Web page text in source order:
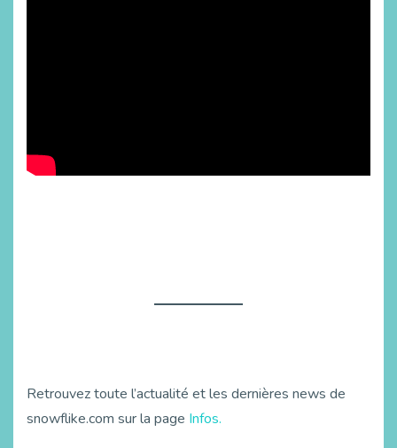
Retrouvez toute l’actualité et les dernières news de
snowflike.com sur la page Infos.